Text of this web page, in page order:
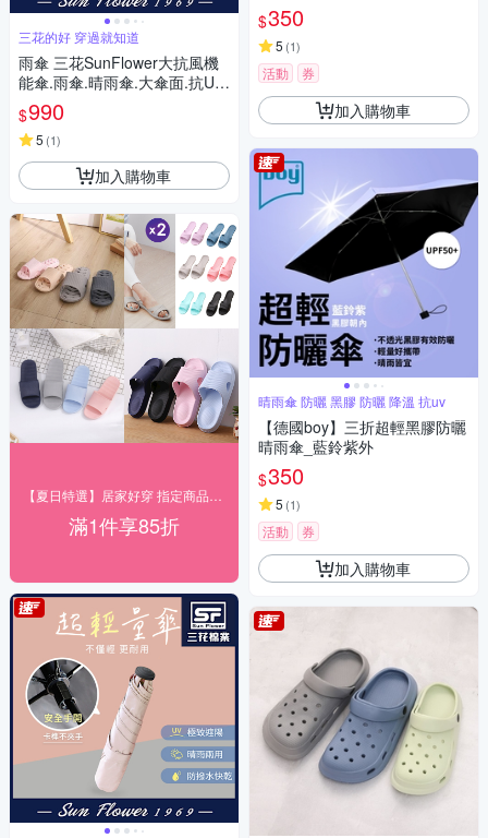
三花的好 穿過就知道
雨傘 三花SunFlower大抗風機
能傘.雨傘.晴雨傘.大傘面.抗UV
防曬_沉穩黑
$990
5 (1)
加入購物車
滿1件享85折
$350
5 (1)
活動 券
加入購物車
晴雨傘 防曬 黑膠 防曬 降溫 抗uv
【德國boy】三折超輕黑膠防曬
晴雨傘_藍鈴紫外
$350
5 (1)
活動 券
加入購物車